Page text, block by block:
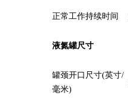
正常工作持续时间
液氮罐尺寸
罐颈开口尺寸(英寸/
毫米)